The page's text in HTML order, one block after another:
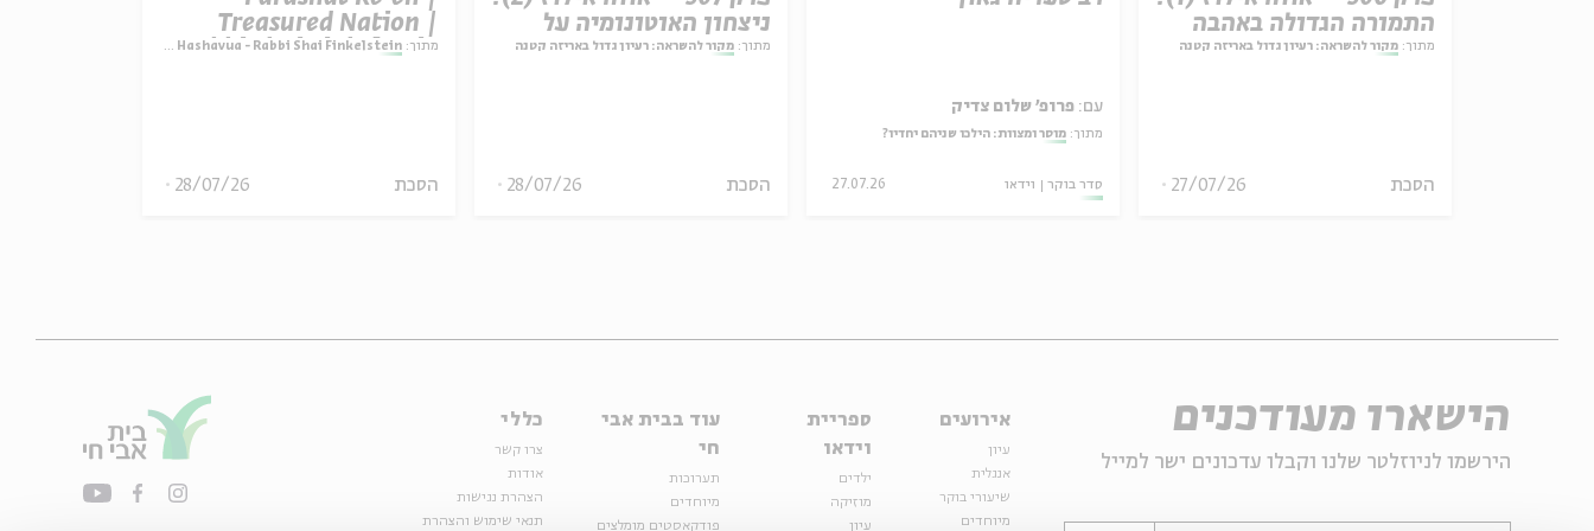
Treasured Nation |
Rabbi Shai Finkelstein
מתוך: Parashat Hashavua - Rabbi Shai Finkelstein
הסכת 28/07/26
ניצחון האוטונומיה על
המחויבות
מתוך: מקור להשראה: רעיון גדול באריזה קטנה
הסכת 28/07/26
עם: פרופ' שלום צדיק
מתוך: מוסר ומצוות: הילכו שניהם יחדיו?
סדר בוקר וידאו 27.07.26
התמורה הגדולה באהבה
מתוך: מקור להשראה: רעיון גדול באריזה קטנה
הסכת 27/07/26
הישארו מעודכנים
הירשמו לניוזלטר שלנו וקבלו עדכונים ישר למייל
אירועים
עיון
אנגלית
שיעורי בוקר
מיוחדים
ספריית
וידאו
ילדים
מוזיקה
עיון
עוד בבית אבי
חי
תערוכות
מיוחדים
פודקאסטים מומלצים
כללי
צרו קשר
אודות
הצהרת נגישות
תנאי שימוש והצהרת